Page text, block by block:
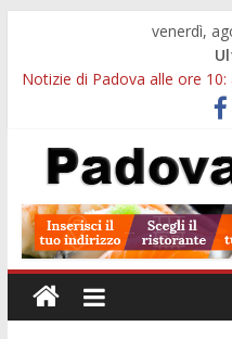
venerdì,
Notizie di Padova alle ore
Notizie di Padova alle ore
Limena e progetto Cool Shop
Bando sicurezza urbana
Sicurezza esodo estivo
e treni
Bonus trasporto pubblico
annuale